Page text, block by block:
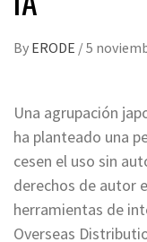
By ERODE /5
Una agrupación
ha planteado una
cesen el uso sin
derechos de autor
herramientas de
Overseas